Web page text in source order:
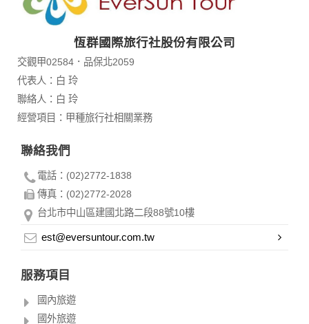
恆群國際旅行社股份有限公司
交觀甲02584．品保北2059
代表人：白 玲
聯絡人：白 玲
經營項目：甲種旅行社相關業務
聯絡我們
電話：(02)2772-1838
傳真：(02)2772-2028
台北市中山區建國北路二段88號10樓
est@eversuntour.com.tw
服務項目
國內旅遊
國外旅遊